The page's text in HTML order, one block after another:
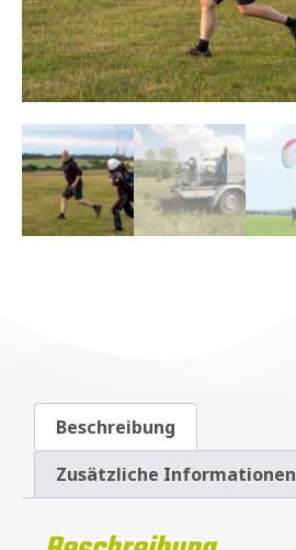
Beschreibung
Zusätzliche Informationen